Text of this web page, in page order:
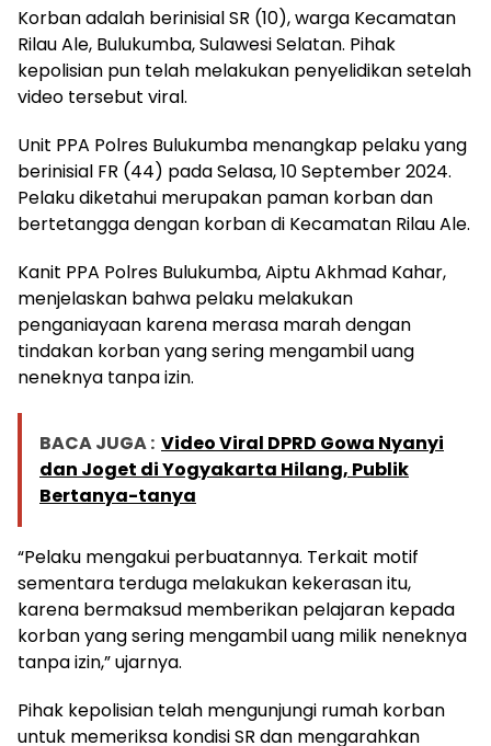
Korban adalah berinisial SR (10), warga Kecamatan
Rilau Ale, Bulukumba, Sulawesi Selatan. Pihak
kepolisian pun telah melakukan penyelidikan setelah
video tersebut viral.
Unit PPA Polres Bulukumba menangkap pelaku yang
berinisial FR (44) pada Selasa, 10 September 2024.
Pelaku diketahui merupakan paman korban dan
bertetangga dengan korban di Kecamatan Rilau Ale.
Kanit PPA Polres Bulukumba, Aiptu Akhmad Kahar,
menjelaskan bahwa pelaku melakukan
penganiayaan karena merasa marah dengan
tindakan korban yang sering mengambil uang
neneknya tanpa izin.
BACA JUGA : Video Viral DPRD Gowa Nyanyi
dan Joget di Yogyakarta Hilang, Publik
Bertanya-tanya
“Pelaku mengakui perbuatannya. Terkait motif
sementara terduga melakukan kekerasan itu,
karena bermaksud memberikan pelajaran kepada
korban yang sering mengambil uang milik neneknya
tanpa izin,” ujarnya.
Pihak kepolisian telah mengunjungi rumah korban
untuk memeriksa kondisi SR dan mengarahkan